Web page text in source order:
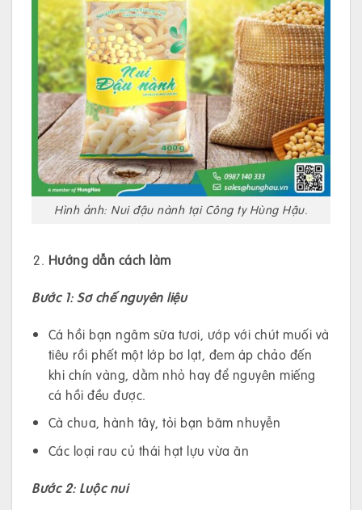
Hình ảnh: Nui đậu nành tại Công ty Hùng Hậu.
Hướng dẫn cách làm
Bước 1: Sơ chế nguyên liệu
Cá hồi bạn ngâm sữa tươi, ướp với chút muối và
tiêu rồi phết một lớp bơ lạt, đem áp chảo đến
khi chín vàng, dằm nhỏ hay để nguyên miếng
cá hồi đều được.
Cà chua, hành tây, tỏi bạn băm nhuyễn
Các loại rau củ thái hạt lựu vừa ăn
Bước 2: Luộc nui